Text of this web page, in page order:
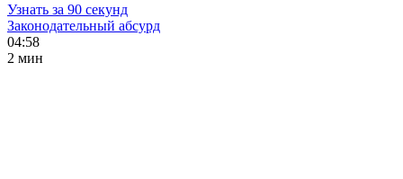
Узнать за 90 секунд
Законодательный абсурд
04:58
2 мин